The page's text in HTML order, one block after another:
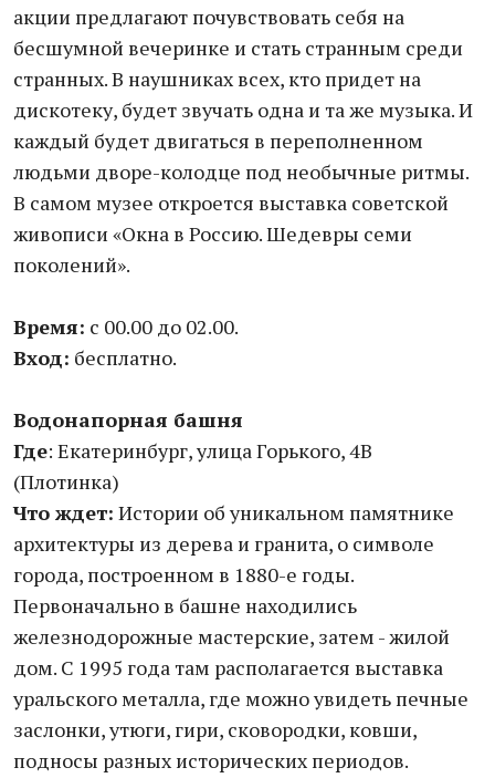
акции предлагают почувствовать себя на
бесшумной вечеринке и стать странным среди
странных. В наушниках всех, кто придет на
дискотеку, будет звучать одна и та же музыка. И
каждый будет двигаться в переполненном
людьми дворе-колодце под необычные ритмы.
В самом музее откроется выставка советской
живописи «Окна в Россию. Шедевры семи
поколений».
Время: с 00.00 до 02.00.
Вход: бесплатно.
Водонапорная башня
Где: Екатеринбург, улица Горького, 4В
(Плотинка)
Что ждет: Истории об уникальном памятнике
архитектуры из дерева и гранита, о символе
города, построенном в 1880-е годы.
Первоначально в башне находились
железнодорожные мастерские, затем - жилой
дом. С 1995 года там располагается выставка
уральского металла, где можно увидеть печные
заслонки, утюги, гири, сковородки, ковши,
подносы разных исторических периодов.